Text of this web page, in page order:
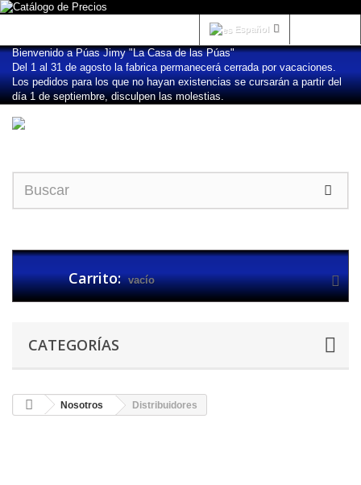
Español
Bienvenido a Púas Jimy "La Casa de las Púas"
Del 1 al 31 de agosto la fabrica permanecerá cerrada por vacaciones.
Los pedidos para los que no hayan existencias se cursarán a partir del
día 1 de septiembre, disculpen las molestias.
Carrito: vacío
CATEGORÍAS
Nosotros Distribuidores